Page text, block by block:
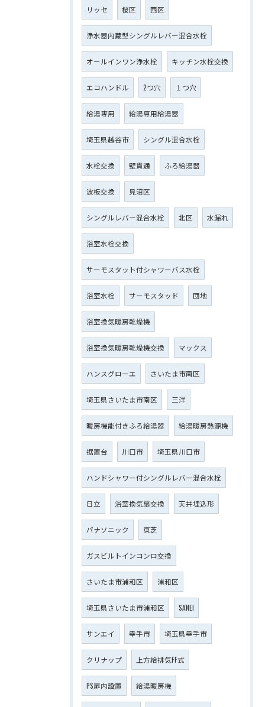
リッセ 桜区 西区
浄水器内蔵型シングルレバー混合水栓
オールインワン浄水栓 キッチン水栓交換
エコハンドル 2つ穴 １つ穴
給湯専用 給湯専用給湯器
埼玉県越谷市 シングル混合水栓
水栓交換 壁貫通 ふろ給湯器
波板交換 見沼区
シングルレバー混合水栓 北区 水漏れ
浴室水栓交換
サーモスタット付シャワーバス水栓
浴室水栓 サーモスタッド 団地
浴室換気暖房乾燥機
浴室換気暖房乾燥機交換 マックス
ハンスグローエ さいたま市南区
埼玉県さいたま市南区 三洋
暖房機能付きふろ給湯器 給湯暖房熱源機
据置台 川口市 埼玉県川口市
ハンドシャワー付シングルレバー混合水栓
日立 浴室換気扇交換 天井埋込形
パナソニック 東芝
ガスビルトインコンロ交換
さいたま市浦和区 浦和区
埼玉県さいたま市浦和区 SANEI
サンエイ 幸手市 埼玉県幸手市
クリナップ 上方給排気FF式
PS扉内設置 給湯暖房機